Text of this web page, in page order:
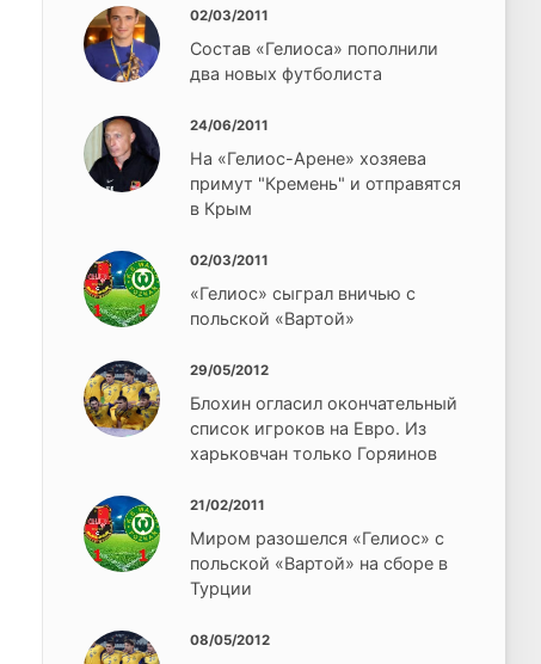
02/03/2011
Состав «Гелиоса» пополнили
два новых футболиста
24/06/2011
На «Гелиос-Арене» хозяева
примут "Кремень" и отправятся
в Крым
02/03/2011
«Гелиос» сыграл вничью с
польской «Вартой»
29/05/2012
Блохин огласил окончательный
список игроков на Евро. Из
харьковчан только Горяинов
21/02/2011
Миром разошелся «Гелиос» с
польской «Вартой» на сборе в
Турции
08/05/2012